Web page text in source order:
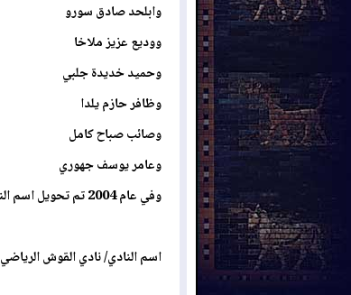
وابلحد صادق سورو
ووديع عزيز ملاخا
وحميد خديدة جلبي
وظافر حازم يلدا
وصائب صباح كامل
وعامر يوسف جهوري
وفي عام 2004 تم تحويل اسم النادي الى نادي القوش الرياضي وتم دعمه من قبل الاستاذ سركيس آغا جان.
اسم النادي/ نادي القوش الرياضي